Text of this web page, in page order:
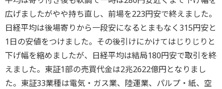
広げましたがやや持ち直し、前場を223円安で終えました。
日経平均は後場寄りから一段安になるとまもなく315円安と
1日の安値をつけました。その後引けにかけてはじりじりと
下げ幅を縮めましたが、日経平均は結局180円安で取引を終
えました。東証1部の売買代金は2兆2622億円となりまし
た。東証33業種は電気・ガス業、陸運業、パルプ・紙、空